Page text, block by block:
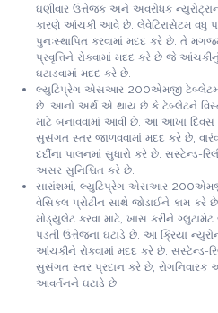
ઘણીવાર ઉત્તેજક અને અવરોધક
કારણે આંચકી આવે છે. લેવેટિરાસેટમ વધુ
પુનઃસ્થાપિત કરવામાં મદદ કરે છે. તે
પ્રવૃત્તિને રોકવામાં મદદ કરે છે જે
ઘટાડવામાં મદદ કરે છે.
લ્યુટિપ્રેગ એસઆર 200એમજી
છે. આનો અર્થ એ થાય છે કે ટેબ્લેટને
માટે બનાવવામાં આવી છે. આ આખા દિવસ
સુસંગત સ્તર જાળવવામાં મદદ કરે છે,
દર્દીના પાલનમાં સુધારો કરે છે. સસ્ટેન્ડ-
અસર સુનિશ્ચિત કરે છે.
સારાંશમાં, લ્યુટિપ્રેગ એસઆર
વેસિકલ પ્રોટીન સાથે જોડાઈને કામ કરે
મોડ્યુલેટ કરવા માટે, ખાસ કરીને
પડતી ઉત્તેજના ઘટાડે છે. આ ક્રિયા
આંચકીને રોકવામાં મદદ કરે છે. સસ્ટેન્ડ-
સુસંગત સ્તર પ્રદાન કરે છે,
આવર્તનને ઘટાડે છે.